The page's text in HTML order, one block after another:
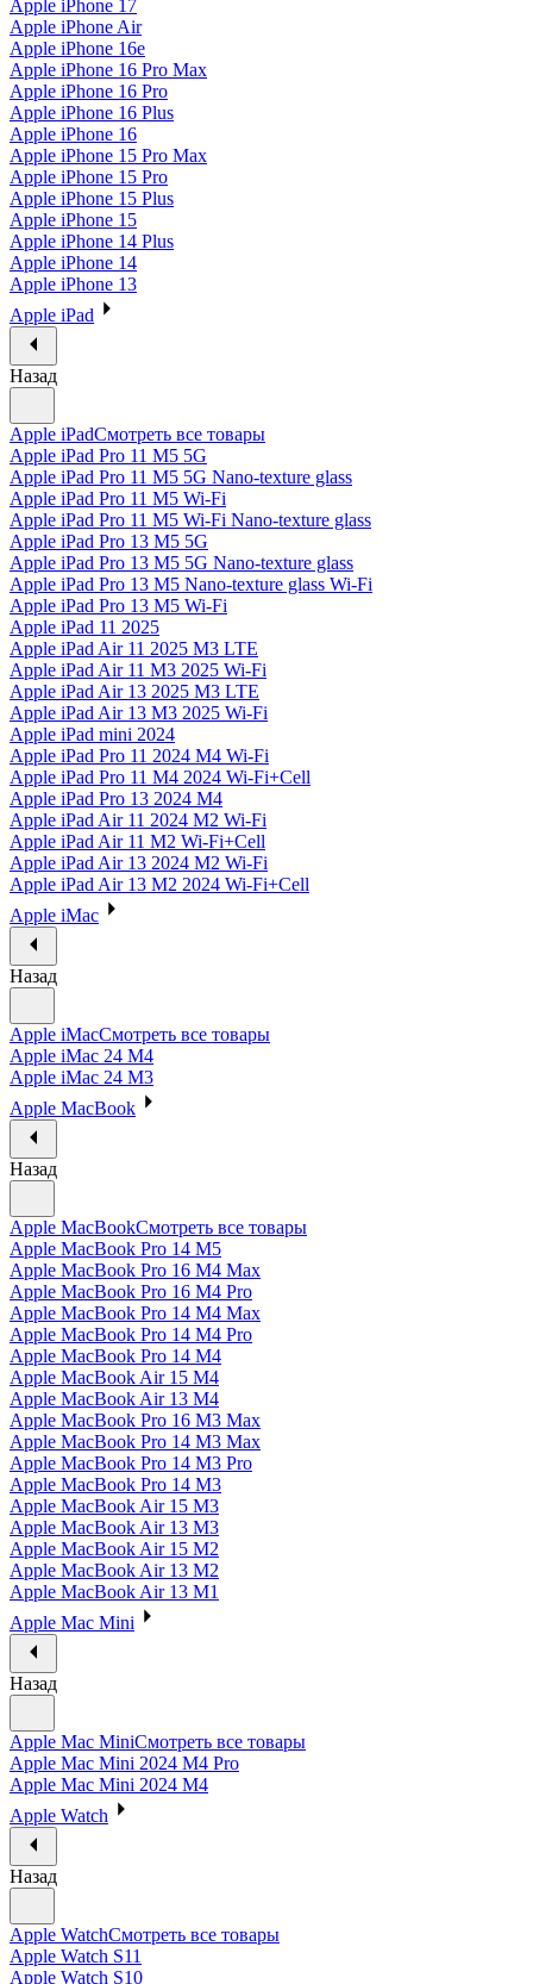
Apple iPhone 17
Apple iPhone Air
Apple iPhone 16e
Apple iPhone 16 Pro Max
Apple iPhone 16 Pro
Apple iPhone 16 Plus
Apple iPhone 16
Apple iPhone 15 Pro Max
Apple iPhone 15 Pro
Apple iPhone 15 Plus
Apple iPhone 15
Apple iPhone 14 Plus
Apple iPhone 14
Apple iPhone 13
Apple iPad
Назад
Apple iPadСмотреть все товары
Apple iPad Pro 11 M5 5G
Apple iPad Pro 11 M5 5G Nano-texture glass
Apple iPad Pro 11 M5 Wi-Fi
Apple iPad Pro 11 M5 Wi-Fi Nano-texture glass
Apple iPad Pro 13 M5 5G
Apple iPad Pro 13 M5 5G Nano-texture glass
Apple iPad Pro 13 M5 Nano-texture glass Wi-Fi
Apple iPad Pro 13 M5 Wi-Fi
Apple iPad 11 2025
Apple iPad Air 11 2025 M3 LTE
Apple iPad Air 11 M3 2025 Wi-Fi
Apple iPad Air 13 2025 M3 LTE
Apple iPad Air 13 M3 2025 Wi-Fi
Apple iPad mini 2024
Apple iPad Pro 11 2024 M4 Wi-Fi
Apple iPad Pro 11 M4 2024 Wi-Fi+Cell
Apple iPad Pro 13 2024 M4
Apple iPad Air 11 2024 M2 Wi-Fi
Apple iPad Air 11 M2 Wi-Fi+Cell
Apple iPad Air 13 2024 M2 Wi-Fi
Apple iPad Air 13 M2 2024 Wi-Fi+Cell
Apple iMac
Назад
Apple iMacСмотреть все товары
Apple iMac 24 M4
Apple iMac 24 M3
Apple MacBook
Назад
Apple MacBookСмотреть все товары
Apple MacBook Pro 14 M5
Apple MacBook Pro 16 M4 Max
Apple MacBook Pro 16 M4 Pro
Apple MacBook Pro 14 M4 Max
Apple MacBook Pro 14 M4 Pro
Apple MacBook Pro 14 M4
Apple MacBook Air 15 M4
Apple MacBook Air 13 M4
Apple MacBook Pro 16 M3 Max
Apple MacBook Pro 14 M3 Max
Apple MacBook Pro 14 M3 Pro
Apple MacBook Pro 14 M3
Apple MacBook Air 15 M3
Apple MacBook Air 13 M3
Apple MacBook Air 15 M2
Apple MacBook Air 13 M2
Apple MacBook Air 13 M1
Apple Mac Mini
Назад
Apple Mac MiniСмотреть все товары
Apple Mac Mini 2024 M4 Pro
Apple Mac Mini 2024 M4
Apple Watch
Назад
Apple WatchСмотреть все товары
Apple Watch S11
Apple Watch S10